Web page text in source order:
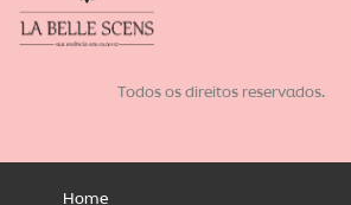
Todos os direitos reservados.
Home